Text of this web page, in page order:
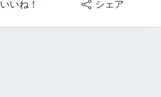
シェア
いいね！